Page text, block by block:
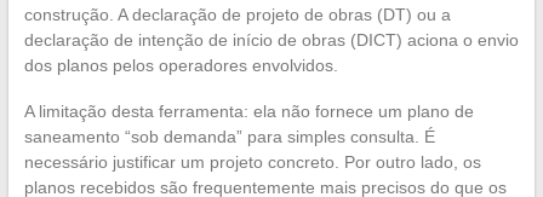
construção. A declaração de projeto de obras (DT) ou a
declaração de intenção de início de obras (DICT) aciona o envio
dos planos pelos operadores envolvidos.
A limitação desta ferramenta: ela não fornece um plano de
saneamento “sob demanda” para simples consulta. É
necessário justificar um projeto concreto. Por outro lado, os
planos recebidos são frequentemente mais precisos do que os